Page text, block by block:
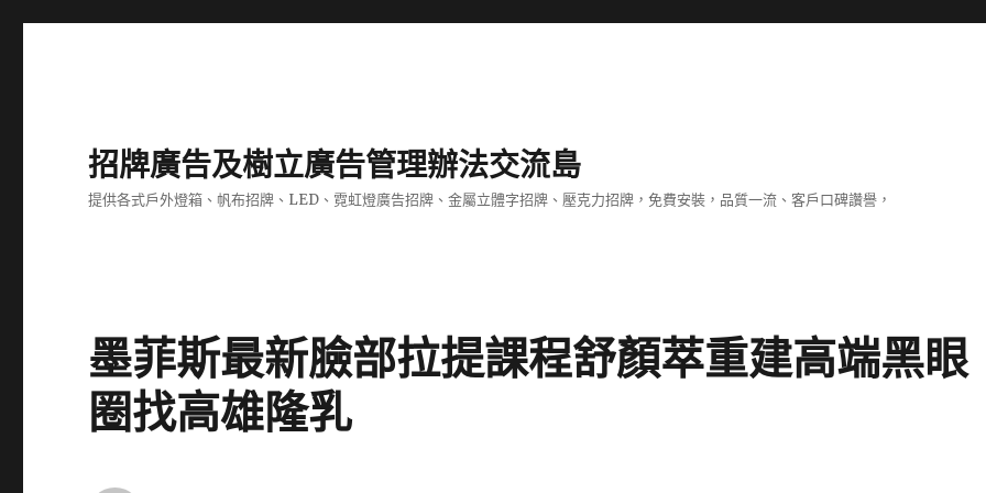
招牌廣告及樹立廣告管理辦法交流島
提供各式戶外燈箱、帆布招牌、LED、霓虹燈廣告招牌、金屬立體字招牌、壓克力招牌，免費安裝，品質一流、客戶口碑讚譽，
墨菲斯最新臉部拉提課程舒顏萃重建高端黑眼
圈找高雄隆乳